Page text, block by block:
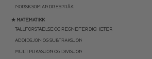
NORSK SOM ANDRESPRÅK
★ MATEMATIKK
TALLFORSTÅELSE OG REGNEFERDIGHETER
ADDIDSJON OG SUBTRAKSJON
MULTIPLIKASJON OG DIVISJON